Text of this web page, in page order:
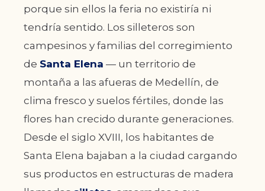
porque sin ellos la feria no existiría ni
tendría sentido. Los silleteros son
campesinos y familias del corregimiento
de Santa Elena — un territorio de
montaña a las afueras de Medellín, de
clima fresco y suelos fértiles, donde las
flores han crecido durante generaciones.
Desde el siglo XVIII, los habitantes de
Santa Elena bajaban a la ciudad cargando
sus productos en estructuras de madera